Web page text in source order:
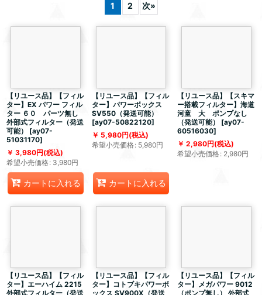
1 2 次»
【リユース品】【フィル
ター】EX パワー フィル
ター ６０ パーツ無し
外部式フィルター（発送
可能）
[ay07-
51031170]
3,980円(税込)
希望小売価格: 3,980円
カートに入れる
【リユース品】【フィル
ター】パワーボックス
SV550（発送可能）
[ay07-50822120]
5,980円(税込)
希望小売価格: 5,980円
カートに入れる
【リユース品】【スキマ
ー搭載フィルター】海道
河童 大 ポンプなし
（発送可能）
[ay07-
60516030]
2,980円(税込)
希望小売価格: 2,980円
【リユース品】【フィル
ター】エーハイム 2215
外部式フィルター（発送
【リユース品】【フィル
ター】コトブキパワーボ
ックス SV900X（発送
【リユース品】【フィル
ター】メガパワー 9012
（ポンプ無し） 外部式